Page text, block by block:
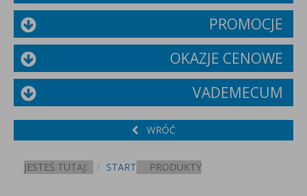
PROMOCJE
OKAZJE CENOWE
VADEMECUM
WRÓĆ
JESTEŚ TUTAJ: START PRODUKTY